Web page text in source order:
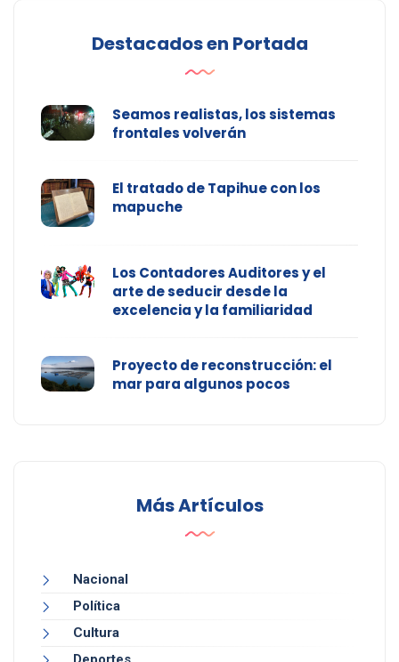
Destacados en Portada
Seamos realistas, los sistemas
frontales volverán
El tratado de Tapihue con los
mapuche
Los Contadores Auditores y el
arte de seducir desde la
excelencia y la familiaridad
Proyecto de reconstrucción: el
mar para algunos pocos
Más Artículos
Nacional
Política
Cultura